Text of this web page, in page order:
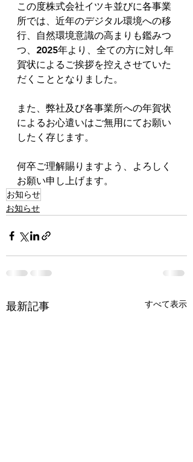
この度株式会社イツキ並びに各事業
所では、近年のデジタル環境への移
行、自然環境意識の高まりも鑑みつ
つ、2025年より、全ての方に対し年
賀状によるご挨拶を控えさせていた
だくこととなりました。
また、弊社及び各事業所への年賀状
によるお心遣いはご無用にてお願い
したく存じます。
何卒ご理解賜りますよう、よろしく
お願い申し上げます。
お知らせ
お知らせ
最新記事 すべて表示